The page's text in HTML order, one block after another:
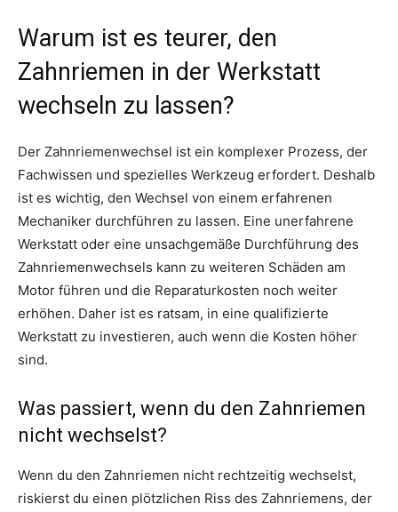
Warum ist es teurer, den
Zahnriemen in der Werkstatt
wechseln zu lassen?
Der Zahnriemenwechsel ist ein komplexer Prozess, der
Fachwissen und spezielles Werkzeug erfordert. Deshalb
ist es wichtig, den Wechsel von einem erfahrenen
Mechaniker durchführen zu lassen. Eine unerfahrene
Werkstatt oder eine unsachgemäße Durchführung des
Zahnriemenwechsels kann zu weiteren Schäden am
Motor führen und die Reparaturkosten noch weiter
erhöhen. Daher ist es ratsam, in eine qualifizierte
Werkstatt zu investieren, auch wenn die Kosten höher
sind.
Was passiert, wenn du den Zahnriemen
nicht wechselst?
Wenn du den Zahnriemen nicht rechtzeitig wechselst,
riskierst du einen plötzlichen Riss des Zahnriemens, der